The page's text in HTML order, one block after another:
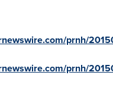
prnh/
prnh/